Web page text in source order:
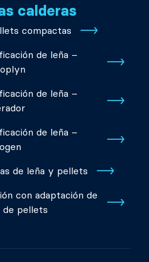
calderas
compactas
de leña –
de leña –
de leña –
de leña y pellets
con adaptación de
de pellets